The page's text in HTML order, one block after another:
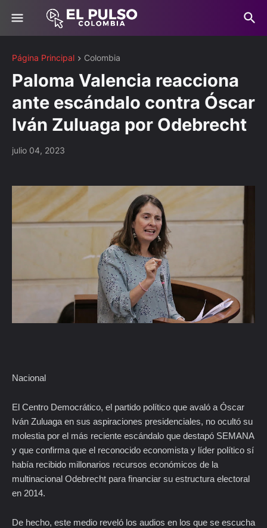
Página Principal Colombia
Paloma Valencia reacciona
ante escándalo contra Óscar
Iván Zuluaga por Odebrecht
julio 04, 2023
Nacional
El Centro Democrático, el partido político que avaló a Óscar
Iván Zuluaga en sus aspiraciones presidenciales, no ocultó su
molestia por el más reciente escándalo que destapó SEMANA
y que confirma que el reconocido economista y líder político sí
había recibido millonarios recursos económicos de la
multinacional Odebrecht para financiar su estructura electoral
en 2014.
De hecho, este medio reveló los audios en los que se escucha